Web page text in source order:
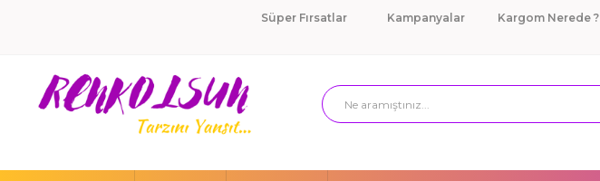
Süper Fırsatlar Kampanyalar Kargom Nerede ?